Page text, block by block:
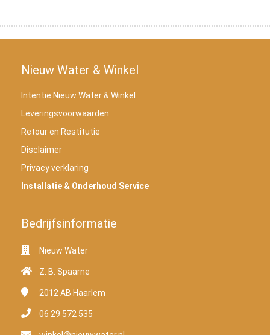
Nieuw Water & Winkel
Intentie Nieuw Water & Winkel
Leveringsvoorwaarden
Retour en Restitutie
Disclaimer
Privacy verklaring
Installatie & Onderhoud Service
Bedrijfsinformatie
Nieuw Water
Z. B. Spaarne
2012 AB Haarlem
06 29 572 535